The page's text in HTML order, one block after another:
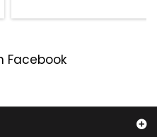
Facebook